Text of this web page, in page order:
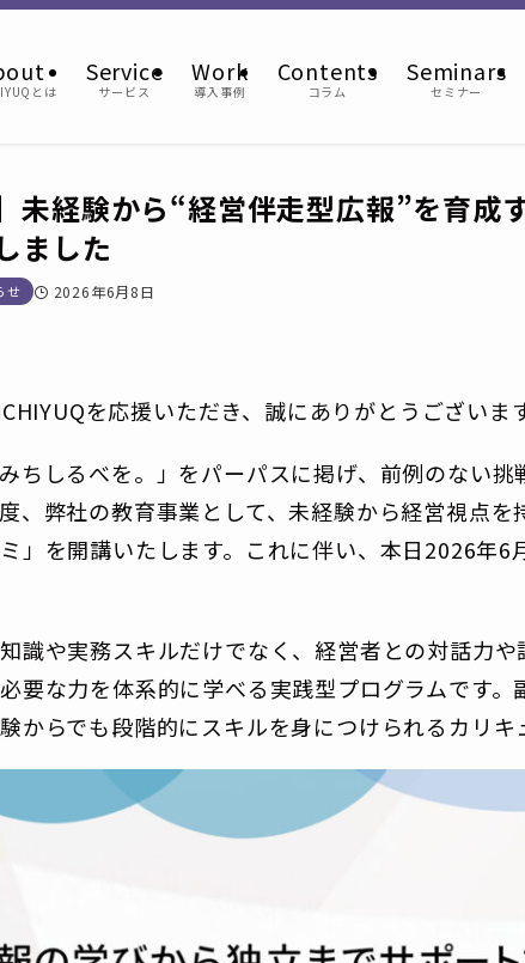
とは
Service
サービス
Work
導入事例
Contents
コラム
Seminars
セミナー
未経験から“経営伴走型広報”を育
ました
せ 2026年6月8日
を応援いただき、誠にありがとうございます
ちしるべを。」をパーパスに掲げ、前例のない
、弊社の教育事業として、未経験から経営視点
」を開講いたします。これに伴い、本日2026年
識や実務スキルだけでなく、経営者との対話力
要な力を体系的に学べる実践型プログラムです
からでも段階的にスキルを身につけられるカリキ